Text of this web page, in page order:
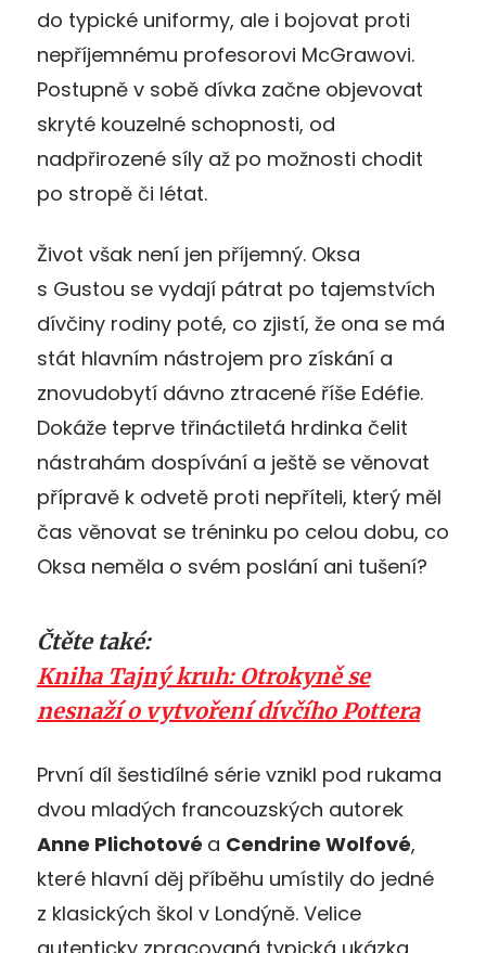
do typické uniformy, ale i bojovat proti
nepříjemnému profesorovi McGrawovi.
Postupně v sobě dívka začne objevovat
skryté kouzelné schopnosti, od
nadpřirozené síly až po možnosti chodit
po stropě či létat.
Život však není jen příjemný. Oksa
s Gustou se vydají pátrat po tajemstvích
dívčiny rodiny poté, co zjistí, že ona se má
stát hlavním nástrojem pro získání a
znovudobytí dávno ztracené říše Edéfie.
Dokáže teprve třináctiletá hrdinka čelit
nástrahám dospívání a ještě se věnovat
přípravě k odvetě proti nepříteli, který měl
čas věnovat se tréninku po celou dobu, co
Oksa neměla o svém poslání ani tušení?
Čtěte také:
Kniha Tajný kruh: Otrokyně se
nesnaží o vytvoření dívčího Pottera
První díl šestidílné série vznikl pod rukama
dvou mladých francouzských autorek
Anne Plichotové a Cendrine Wolfové,
které hlavní děj příběhu umístily do jedné
z klasických škol v Londýně. Velice